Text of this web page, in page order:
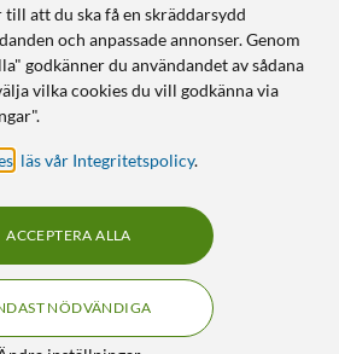
OCH TILLBEHÖR TILL
HEMELEKTRONIK
att du ska få en skräddarsydd
och anpassade annonser. Genom
godkänner du användandet av sådana
vilka cookies du vill godkänna via
läs vår Integritetspolicy.
NÖDVÄNDIGA
ACCEPTERA ALLA